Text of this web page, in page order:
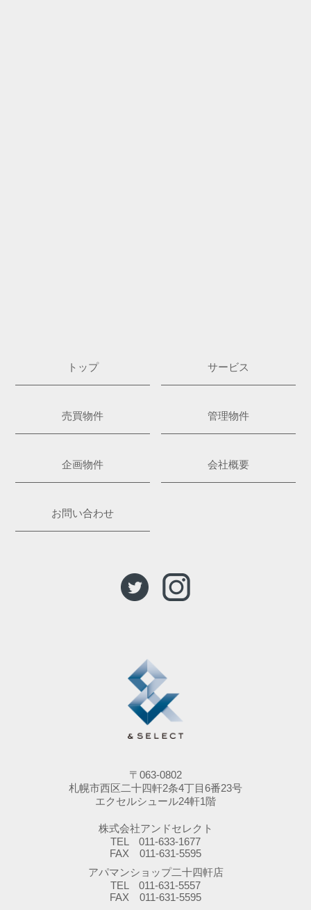
〒063-0802
札幌市西区二十四軒2条4丁目6番23号
エクセルシュール24軒1階
株式会社アンドセレクト
TEL 011-633-1677
FAX 011-631-5595
アパマンショップ二十四軒店
TEL 011-631-5557
FAX 011-631-5595
トップ サービス
売買物件 管理物件
企画物件 会社概要
お問い合わせ